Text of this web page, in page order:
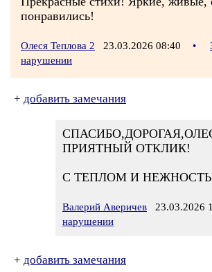
понравились!
Олеся Теплова 2 23.03.2026 08:40 •
нарушении
+ добавить замечания
ПРИЯТНЫЙ ОТКЛИК!
С ТЕПЛОМ И
Валерий Аверичев 23.03.2026
нарушении
+ добавить замечания